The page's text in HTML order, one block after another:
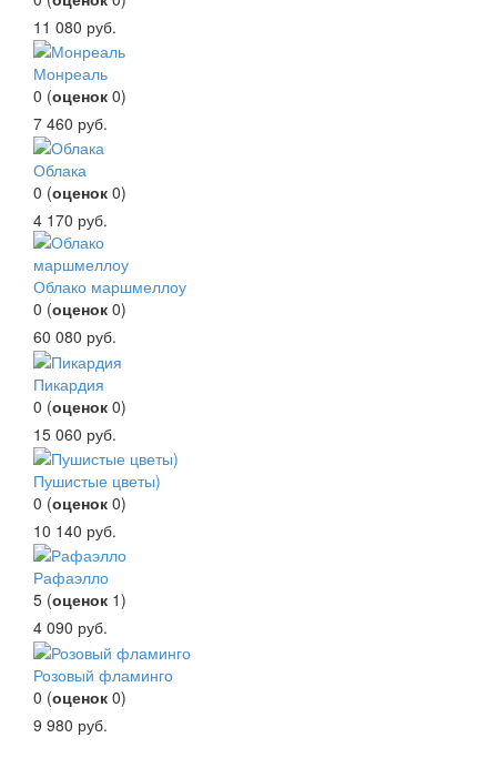
11 080 руб.
Монреаль
0 (оценок 0)
7 460 руб.
Облака
0 (оценок 0)
4 170 руб.
Облако маршмеллоу
0 (оценок 0)
60 080 руб.
Пикардия
0 (оценок 0)
15 060 руб.
Пушистые цветы)
0 (оценок 0)
10 140 руб.
Рафаэлло
5 (оценок 1)
4 090 руб.
Розовый фламинго
0 (оценок 0)
9 980 руб.